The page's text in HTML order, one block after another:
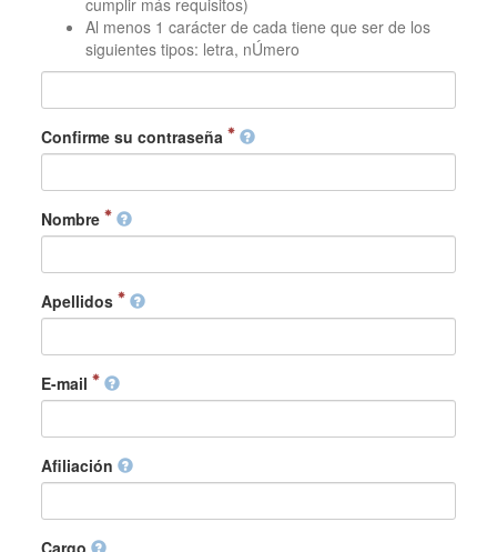
Al menos 1 carácter de cada tiene que ser de los
siguientes tipos: letra, nÚmero
Confirme su contraseña
Nombre
Apellidos
E-mail
Afiliación
Cargo